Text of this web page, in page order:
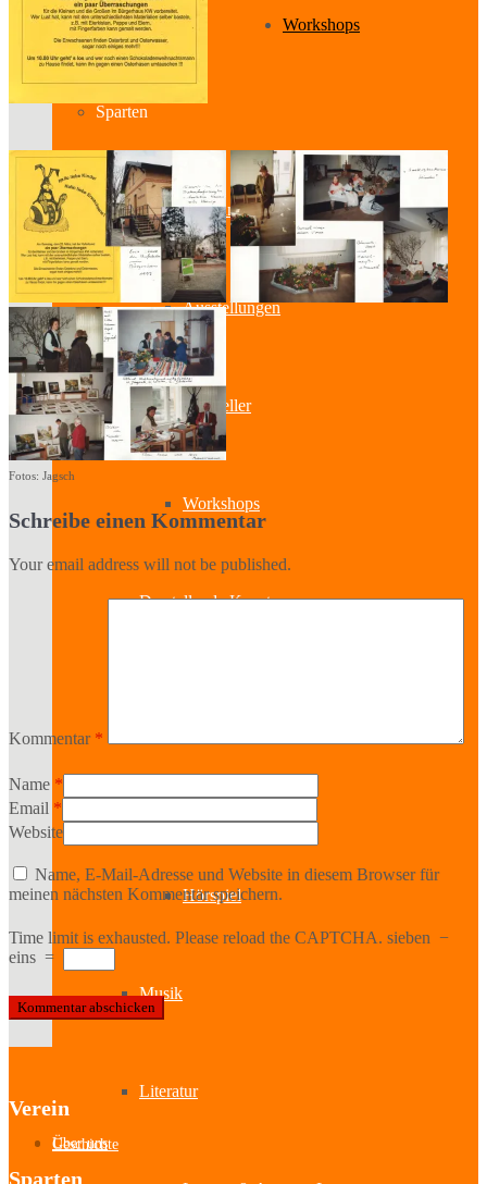
Geschichte
Sparten
Bildende Kunst
Ausstellungen
Aussteller
Workshops
Darstellende Kunst
Literatur & Film
Hörspiel
Musik
Literatur
Workshops
Fotos: Jagsch
Schreibe einen Kommentar
Your email address will not be published.
Kommentar *
Name *
Email *
Website
Name, E-Mail-Adresse und Website in diesem Browser für
meinen nächsten Kommentar speichern.
Time limit is exhausted. Please reload the CAPTCHA. sieben −
eins =
Verein
Über uns
Geschichte
Sparten